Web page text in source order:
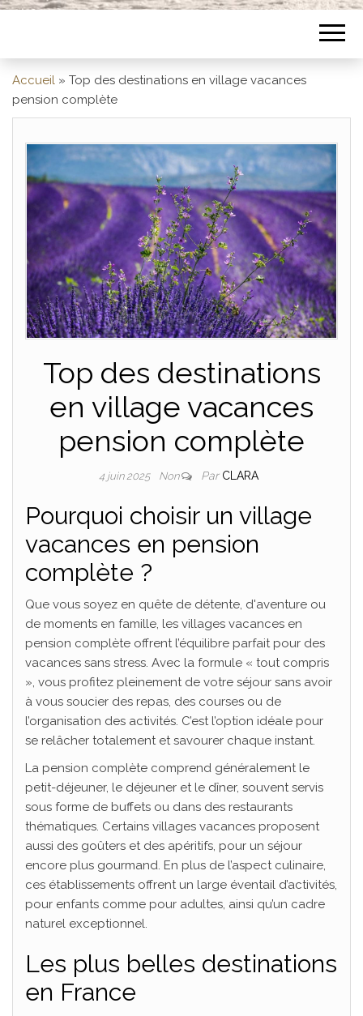
Accueil » Top des destinations en village vacances
pension complète
Top des destinations
en village vacances
pension complète
4 juin 2025 Non Par CLARA
Pourquoi choisir un village
vacances en pension
complète ?
Que vous soyez en quête de détente, d'aventure ou
de moments en famille, les villages vacances en
pension complète offrent l’équilibre parfait pour des
vacances sans stress. Avec la formule « tout compris
», vous profitez pleinement de votre séjour sans avoir
à vous soucier des repas, des courses ou de
l’organisation des activités. C’est l’option idéale pour
se relâcher totalement et savourer chaque instant.
La pension complète comprend généralement le
petit-déjeuner, le déjeuner et le dîner, souvent servis
sous forme de buffets ou dans des restaurants
thématiques. Certains villages vacances proposent
aussi des goûters et des apéritifs, pour un séjour
encore plus gourmand. En plus de l’aspect culinaire,
ces établissements offrent un large éventail d’activités,
pour enfants comme pour adultes, ainsi qu’un cadre
naturel exceptionnel.
Les plus belles destinations
en France